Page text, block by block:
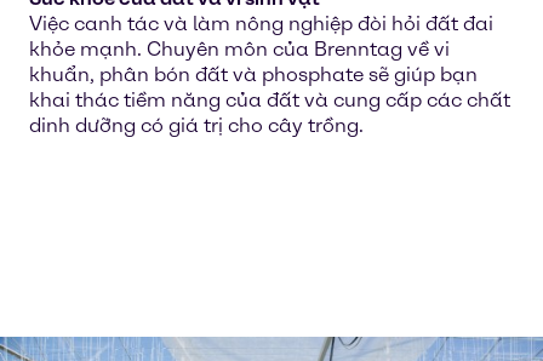
Việc canh tác và làm nông nghiệp đòi hỏi đất đai
khỏe mạnh. Chuyên môn của Brenntag về vi
khuẩn, phân bón đất và phosphate sẽ giúp bạn
khai thác tiềm năng của đất và cung cấp các chất
dinh dưỡng có giá trị cho cây trồng.